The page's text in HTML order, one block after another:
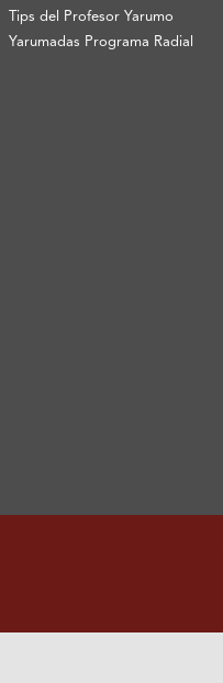
Tips del Profesor Yarumo
Yarumadas Programa Radial